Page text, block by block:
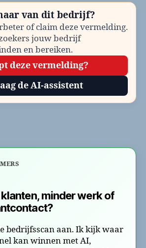
en
van dit bedrijf?
of claim deze vermelding.
jouw bedrijf
en bereiken.
deze vermelding?
de AI-assistent
minder werk of
bedrijfsscan aan. Ik kijk waar
kan winnen met AI,